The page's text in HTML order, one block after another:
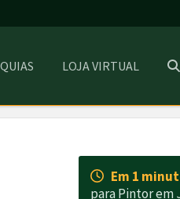
LOJA VIRTUAL
Em 1
para Pintor em